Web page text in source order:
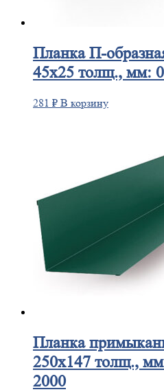
ПланкаП-
45х25 толщ., мм:
281 ₽ В корзину
Планка
250х147 толщ.,
2000